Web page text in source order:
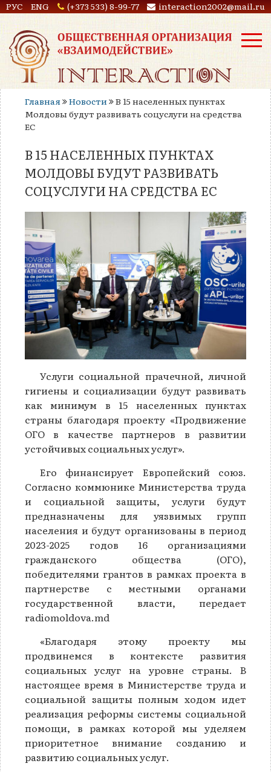
РУС ENG (+373 533) 8-99-77 interaction2002@mail.ru
Главная Новости
В 15 населенных пунктах
Молдовы будут развивать соцуслуги на средства
ЕС
В 15 НАСЕЛЕННЫХ ПУНКТАХ
МОЛДОВЫ БУДУТ РАЗВИВАТЬ
СОЦУСЛУГИ НА СРЕДСТВА ЕС
Услуги социальной прачечной, личной
гигиены и социализации будут развивать
как минимум в 15 населенных пунктах
страны благодаря проекту «Продвижение
OГО в качестве партнеров в развитии
устойчивых социальных услуг».
Его финансирует Европейский союз.
Согласно коммюнике Министерства труда
и социальной защиты, услуги будут
предназначены для уязвимых групп
населения и будут организованы в период
2023-2025 годов 16 организациями
гражданского общества (ОГО),
победителями грантов в рамках проекта в
партнерстве с местными органами
государственной власти, передает
radiomoldova.md
«Благодаря этому проекту мы
продвинемся в контексте развития
социальных услуг на уровне страны. В
настоящее время в Министерстве труда и
социальной защиты полным ходом идет
реализация реформы системы социальной
помощи, в рамках которой мы уделяем
приоритетное внимание созданию и
развитию социальных услуг.